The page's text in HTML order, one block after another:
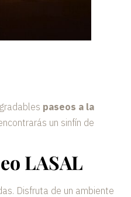
paseos a la
un sinfín de
LASAL
Disfruta de un ambiente